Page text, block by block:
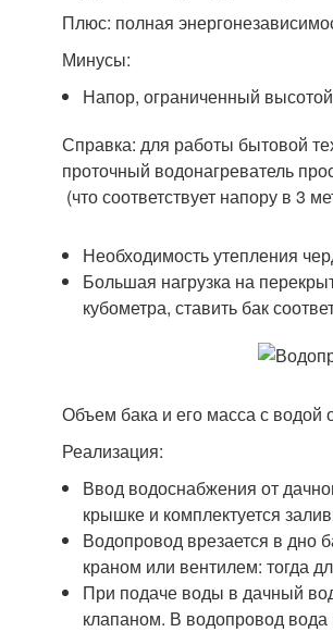
Плюс: полная
Минусы:
Напор, ограниченный
Справка: для работы бытовой
проточный водонагреватель
(что соответствует напору в 3
Необходимость утепления
Большая нагрузка на
кубометра, ставить бак
Объем бака и его масса с водой
Реализация:
Ввод водоснабжения от
крышке и комплектуется
Водопровод врезается в дно
краном или вентилем: тогда
При подаче воды в дачный
клапаном. В водопровод вода